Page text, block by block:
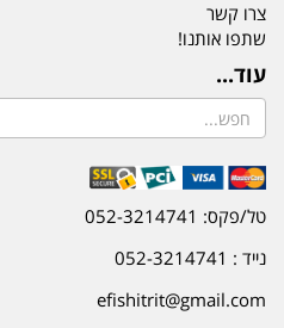
צרו קשר
שתפו אותנו!
עוד...
טל/פקס: 052-3214741
נייד : 052-3214741
efishitrit@gmail.com